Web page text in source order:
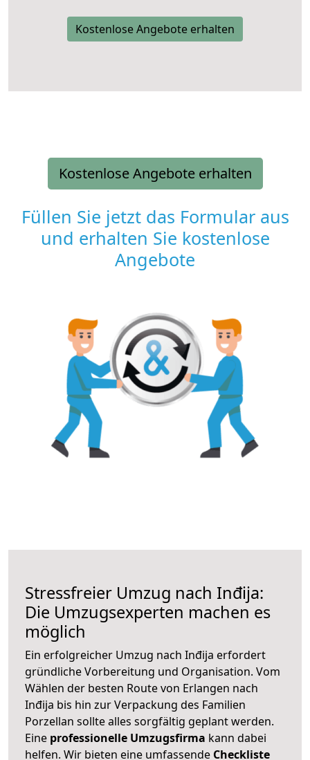
Kostenlose Angebote erhalten
Kostenlose Angebote erhalten
Füllen Sie jetzt das Formular aus
und erhalten Sie kostenlose
Angebote
Stressfreier Umzug nach Inđija:
Die Umzugsexperten machen es
möglich
Ein erfolgreicher Umzug nach Inđija erfordert
gründliche Vorbereitung und Organisation. Vom
Wählen der besten Route von Erlangen nach
Inđija bis hin zur Verpackung des Familien
Porzellan sollte alles sorgfältig geplant werden.
Eine professionelle Umzugsfirma kann dabei
helfen. Wir bieten eine umfassende Checkliste